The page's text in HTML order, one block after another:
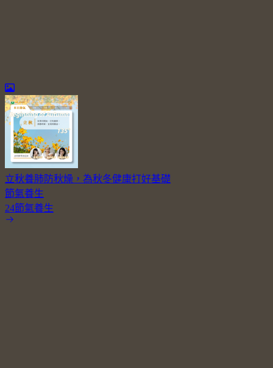
立秋養肺防秋燥，為秋冬健康打好基礎
節氣養生
24節氣養生